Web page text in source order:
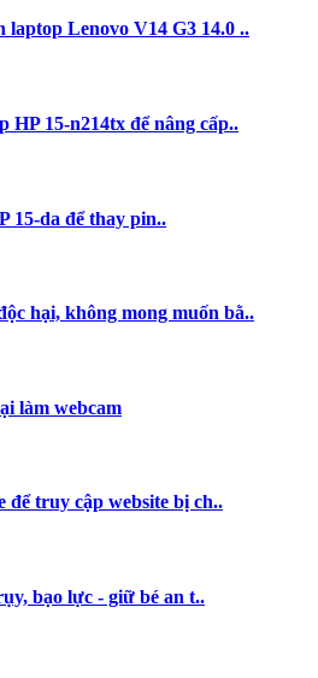
Lenovo V14 G3 14.0 ..
HP 15-n214tx để nâng cấp..
15-da để thay pin..
hại, không mong muốn bằ..
làm webcam
để truy cập website bị ch..
bạo lực - giữ bé an t..